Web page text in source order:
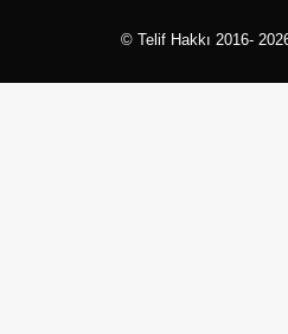
© Telif Hakkı 2016-